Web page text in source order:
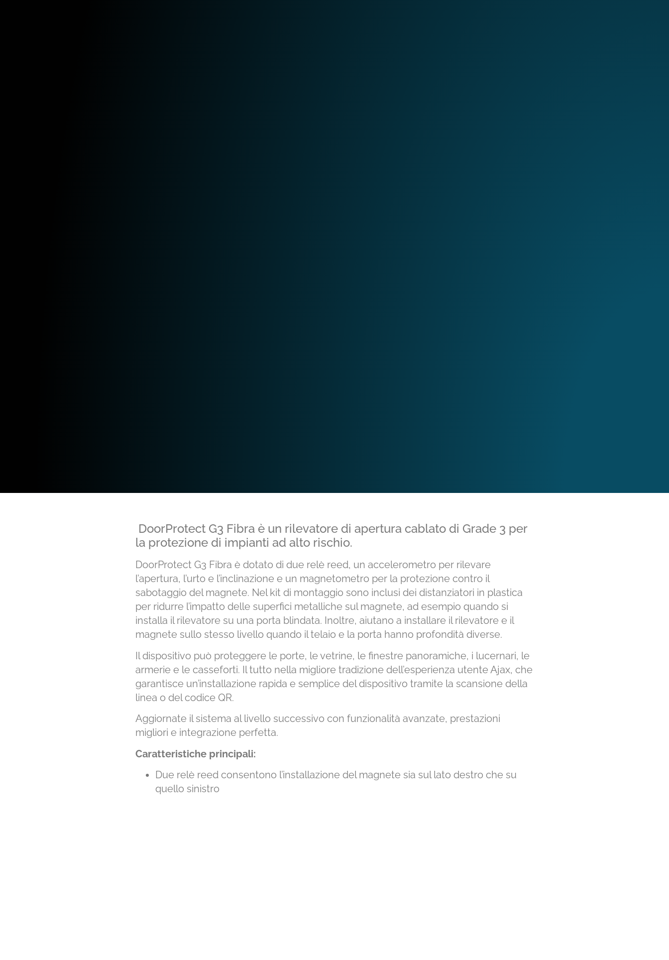
DoorProtect G3 Fibra è un rilevatore di apertura cablato di Grade 3 per
la protezione di impianti ad alto rischio.
DoorProtect G3 Fibra è dotato di due relè reed, un accelerometro per rilevare
l’apertura, l’urto e l’inclinazione e un magnetometro per la protezione contro il
sabotaggio del magnete. Nel kit di montaggio sono inclusi dei distanziatori in plastica
per ridurre l’impatto delle superfici metalliche sul magnete, ad esempio quando si
installa il rilevatore su una porta blindata. Inoltre, aiutano a installare il rilevatore e il
magnete sullo stesso livello quando il telaio e la porta hanno profondità diverse.
Il dispositivo può proteggere le porte, le vetrine, le finestre panoramiche, i lucernari, le
armerie e le casseforti. Il tutto nella migliore tradizione dell’esperienza utente Ajax, che
garantisce un’installazione rapida e semplice del dispositivo tramite la scansione della
linea o del codice QR.
Aggiornate il sistema al livello successivo con funzionalità avanzate, prestazioni
migliori e integrazione perfetta.
Caratteristiche principali:
Due relè reed consentono l’installazione del magnete sia sul lato destro che su
quello sinistro